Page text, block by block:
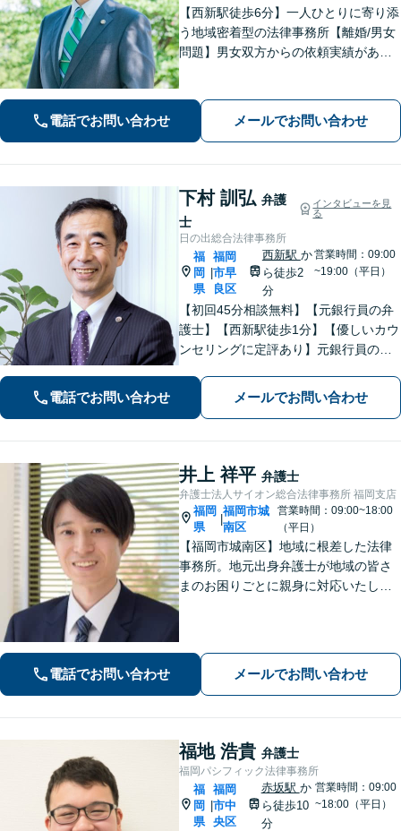
【西新駅徒歩6分】一人ひとりに寄り添
う地域密着型の法律事務所【離婚/男女
問題】男女双方からの依頼実績があり
解決方法や選択肢の提示をいたします
電話でお問い合わせ メールでお問い合わせ
下村 訓弘 弁護
士
インタビューを見
る
日の出総合法律事務所
福
岡
県
|
福岡
市早
良区
西新駅 か
ら徒歩2
分
営業時間：09:00
~19:00（平日）
【初回45分相談無料】【元銀行員の弁
護士】【西新駅徒歩1分】【優しいカウ
ンセリングに定評あり】元銀行員のノ
理／労働雇用／企業法務／債権回収か
ら離婚問題までサポートします。経営
電話でお問い合わせ メールでお問い合わせ
井上 祥平 弁護士
弁護士法人サイオン総合法律事務所 福岡支店
福岡
県
|
福岡市城
南区
営業時間：09:00~18:00
（平日）
【福岡市城南区】地域に根差した法律
事務所。地元出身弁護士が地域の皆さ
まのお困りごとに親身に対応いたしま
電話でお問い合わせ メールでお問い合わせ
福地 浩貴 弁護士
福岡パシフィック法律事務所
福
岡
県
福岡
市中
央区
赤坂駅 か
ら徒歩10
分
営業時間：09:00
~18:00（平日）